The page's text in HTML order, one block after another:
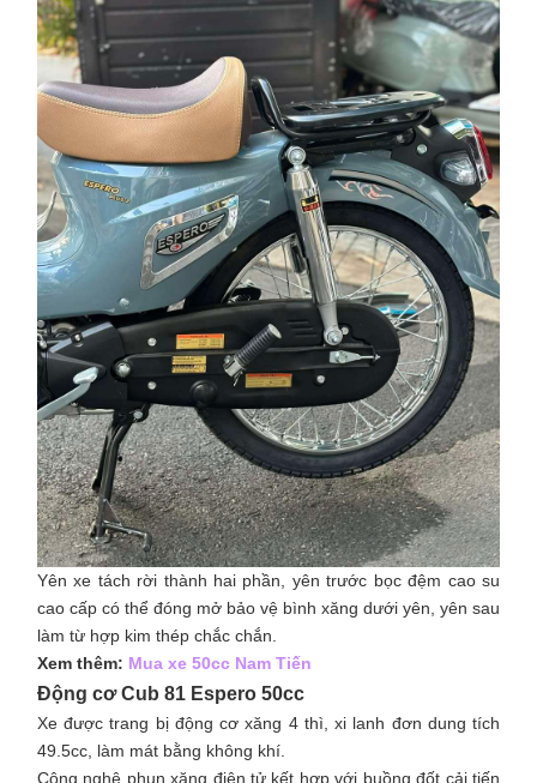
Yên xe tách rời thành hai phần, yên trước bọc đệm cao su
cao cấp có thể đóng mở bảo vệ bình xăng dưới yên, yên sau
làm từ hợp kim thép chắc chắn.
Xem thêm: Mua xe 50cc Nam Tiến ​
Động cơ Cub 81 Espero 50cc
Xe được trang bị động cơ xăng 4 thì, xi lanh đơn dung tích
49.5cc, làm mát bằng không khí.
Công nghệ phun xăng điện tử kết hợp với buồng đốt cải tiến